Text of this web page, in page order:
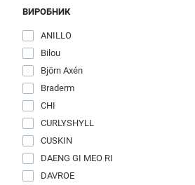
ВИРОБНИК
ANILLO
Bilou
Björn Axén
Braderm
CHI
CURLYSHYLL
CUSKIN
DAENG GI MEO RI
DAVROE